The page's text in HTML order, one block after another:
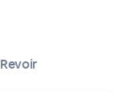
Revoir